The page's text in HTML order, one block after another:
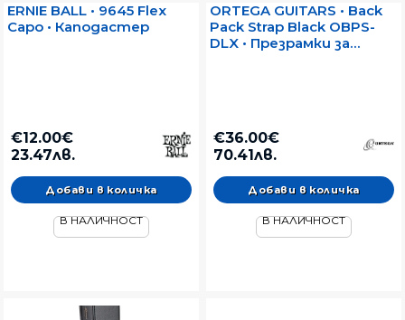
ERNIE BALL • 9645 Flex
Capo • Каподастер
€12.00€
23.47лв.
В НАЛИЧНОСТ
ORTEGA GUITARS • Back
Pack Strap Black OBPS-
DLX • Презрамки за
€36.00€
70.41лв.
В НАЛИЧНОСТ